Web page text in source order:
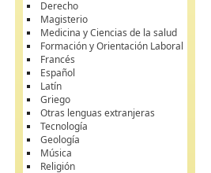
Derecho
Magisterio
Medicina y Ciencias de la salud
Formación y Orientación Laboral
Francés
Español
Latín
Griego
Otras lenguas extranjeras
Tecnología
Geología
Música
Religión